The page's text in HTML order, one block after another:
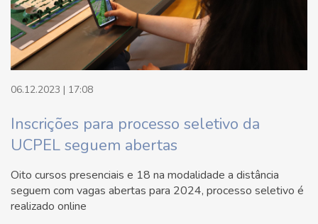
06.12.2023 | 17:08
Inscrições para processo seletivo da
UCPEL seguem abertas
Oito cursos presenciais e 18 na modalidade a distância
seguem com vagas abertas para 2024, processo seletivo é
realizado online